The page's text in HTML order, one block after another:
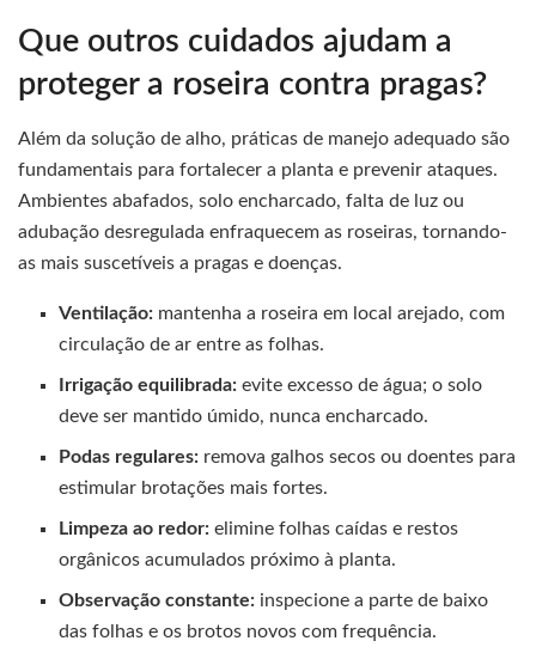
Que outros cuidados ajudam a
proteger a roseira contra pragas?
Além da solução de alho, práticas de manejo adequado são
fundamentais para fortalecer a planta e prevenir ataques.
Ambientes abafados, solo encharcado, falta de luz ou
adubação desregulada enfraquecem as roseiras, tornando-
as mais suscetíveis a pragas e doenças.
Ventilação: mantenha a roseira em local arejado, com
circulação de ar entre as folhas.
Irrigação equilibrada: evite excesso de água; o solo
deve ser mantido úmido, nunca encharcado.
Podas regulares: remova galhos secos ou doentes para
estimular brotações mais fortes.
Limpeza ao redor: elimine folhas caídas e restos
orgânicos acumulados próximo à planta.
Observação constante: inspecione a parte de baixo
das folhas e os brotos novos com frequência.